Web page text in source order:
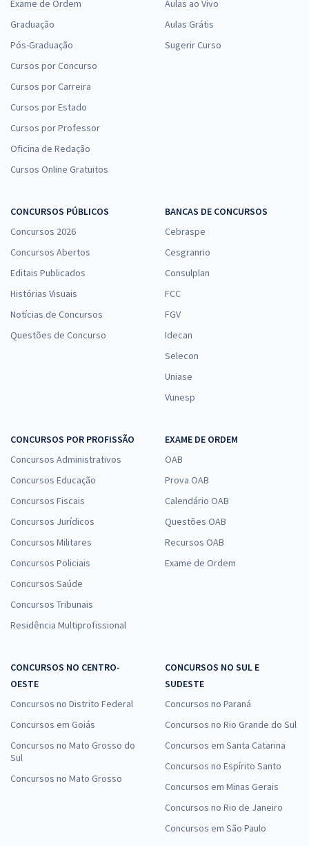
Exame de Ordem
Graduação
Pós-Graduação
Cursos por Concurso
Cursos por Carreira
Cursos por Estado
Cursos por Professor
Oficina de Redação
Cursos Online Gratuitos
Aulas ao Vivo
Aulas Grátis
Sugerir Curso
CONCURSOS PÚBLICOS
Concursos 2026
Concursos Abertos
Editais Publicados
Histórias Visuais
Notícias de Concursos
Questões de Concurso
BANCAS DE CONCURSOS
Cebraspe
Cesgranrio
Consulplan
FCC
FGV
Idecan
Selecon
Uniase
Vunesp
CONCURSOS POR PROFISSÃO
Concursos Administrativos
Concursos Educação
Concursos Fiscais
Concursos Jurídicos
Concursos Militares
Concursos Policiais
Concursos Saúde
Concursos Tribunais
Residência Multiprofissional
EXAME DE ORDEM
OAB
Prova OAB
Calendário OAB
Questões OAB
Recursos OAB
Exame de Ordem
CONCURSOS NO CENTRO-
OESTE
Concursos no Distrito Federal
Concursos em Goiás
Concursos no Mato Grosso do
Sul
Concursos no Mato Grosso
CONCURSOS NO SUL E
SUDESTE
Concursos no Paraná
Concursos no Rio Grande do Sul
Concursos em Santa Catarina
Concursos no Espírito Santo
Concursos em Minas Gerais
Concursos no Rio de Janeiro
Concursos em São Paulo